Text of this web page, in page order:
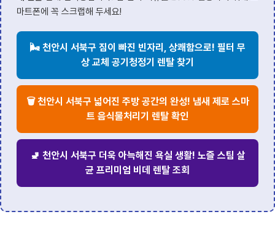
마트폰에 꼭 스크랩해 두세요!
🌬️ 천안시 서북구 짐이 빠진 빈자리, 상쾌함으로! 필터 무
상 교체 공기청정기 렌탈 찾기
🗑️ 천안시 서북구 넓어진 주방 공간의 완성! 냄새 제로 스마
트 음식물처리기 렌탈 확인
🚽 천안시 서북구 더욱 아늑해진 욕실 생활! 노즐 스팀 살
균 프리미엄 비데 렌탈 조회